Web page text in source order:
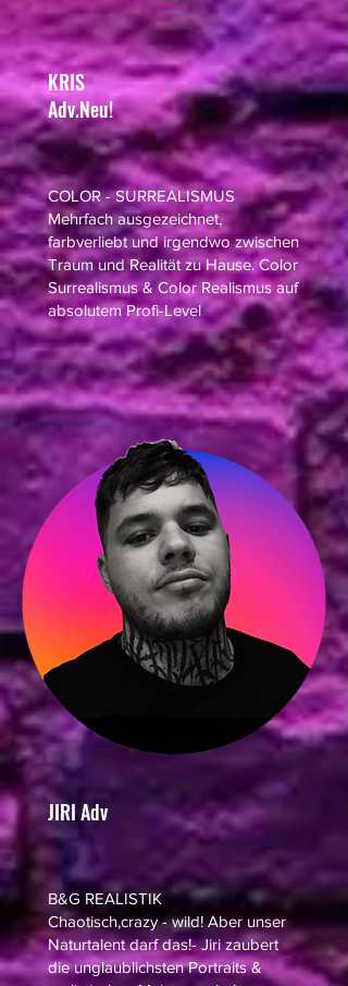
KRIS
Adv.Neu!
COLOR - SURREALISMUS
Mehrfach ausgezeichnet,
farbverliebt und irgendwo zwischen
Traum und Realität zu Hause. Color
Surrealismus & Color Realismus auf
absolutem Profi-Level
JIRI Adv
B&G REALISTIK
Chaotisch,crazy - wild! Aber unser
Naturtalent darf das!- Jiri zaubert
die unglaublichsten Portraits &